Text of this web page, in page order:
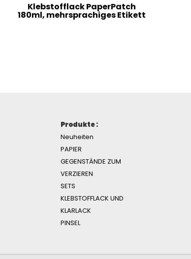
Klebstofflack PaperPatch
180ml, mehrsprachiges Etikett
Produkte :
Neuheiten
PAPIER
GEGENSTÄNDE ZUM
VERZIEREN
SETS
KLEBSTOFFLACK UND
KLARLACK
PINSEL